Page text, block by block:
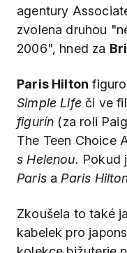
agentury
zvolena druhou
2006", hned za
Paris Hilton
Simple Lifeči ve
figurín (za roli
The Teen Choice
s Helenou. Pokud
Parisa Paris
Zkoušela to také
kabelek pro